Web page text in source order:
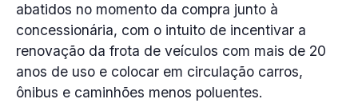
abatidos no momento da compra junto à
concessionária, com o intuito de incentivar a
renovação da frota de veículos com mais de 20
anos de uso e colocar em circulação carros,
ônibus e caminhões menos poluentes.